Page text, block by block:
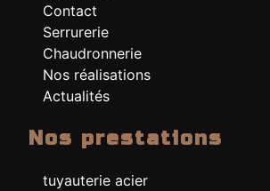
Contact
Serrurerie
Chaudronnerie
Nos réalisations
Actualités
Nos prestations
tuyauterie acier